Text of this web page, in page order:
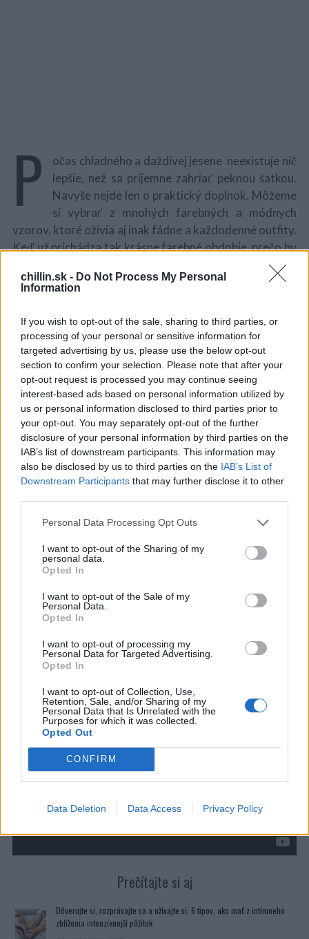
chillin.sk - Do Not Process My Personal
Information
If you wish to opt-out of the sale, sharing to third parties, or
processing of your personal or sensitive information for
targeted advertising by us, please use the below opt-out
section to confirm your selection. Please note that after your
opt-out request is processed you may continue seeing
interest-based ads based on personal information utilized by
us or personal information disclosed to third parties prior to
your opt-out. You may separately opt-out of the further
disclosure of your personal information by third parties on the
IAB’s list of downstream participants. This information may
also be disclosed by us to third parties on the IAB’s List of
Downstream Participants that may further disclose it to other
Personal Data Processing Opt Outs
I want to opt-out of the Sharing of my
personal data.
Opted In
I want to opt-out of the Sale of my
Personal Data.
Opted In
I want to opt-out of processing my
Personal Data for Targeted Advertising.
Opted In
I want to opt-out of Collection, Use,
Retention, Sale, and/or Sharing of my
Personal Data that Is Unrelated with the
Purposes for which it was collected.
Opted Out
CONFIRM
Data Deletion Data Access Privacy Policy
P
očas chladného a daždivej jesene neexistuje nič
lepšie, než sa príjemne zahriať peknou šatkou.
Navyše nejde len o praktický doplnok. Môžeme
si vybrať z mnohých farebných a módnych
vzorov, ktoré oživia aj inak fádne a každodenné outfity.
Keď už prichádza tak krásne farebné obdobie, prečo by
Stáva sa však, že aj krásny kúsok len tak obmotáme
vás pripravených až 20 spôsobov, ako sa tomuto
prešľapu vyhnúť a uviazať vašu nádhernú šatku
kreatívne, tak aby vám nikdy nebola zima a ešte ste
vyzerali in. Stačí len pozorne sledovať priložené video,
kde vám slečna všetko názorne predvedie. Každý
jesenný deň predsa môže vyzerať úplne inak!
Aké sú vaše dojmy, keď sa pozeráte na toto video? Radi
by sme to od vás počuli, tak nám ich napíšte do
komentárov nižšie. A ak sa vám tento článok páčil,
nezabudnite stlačiť tlačidlo “To sa mi páči” a
ZDIEĽAJTE to so svojimi priateľmi a príbuznými na
Prečítajte si aj
Dôverujte si, rozprávajte sa a užívajte si: 6 tipov, ako mať z intímneho
zblíženia intenzívnejší pôžitok
e
a
r
c
h
f
o
r
: